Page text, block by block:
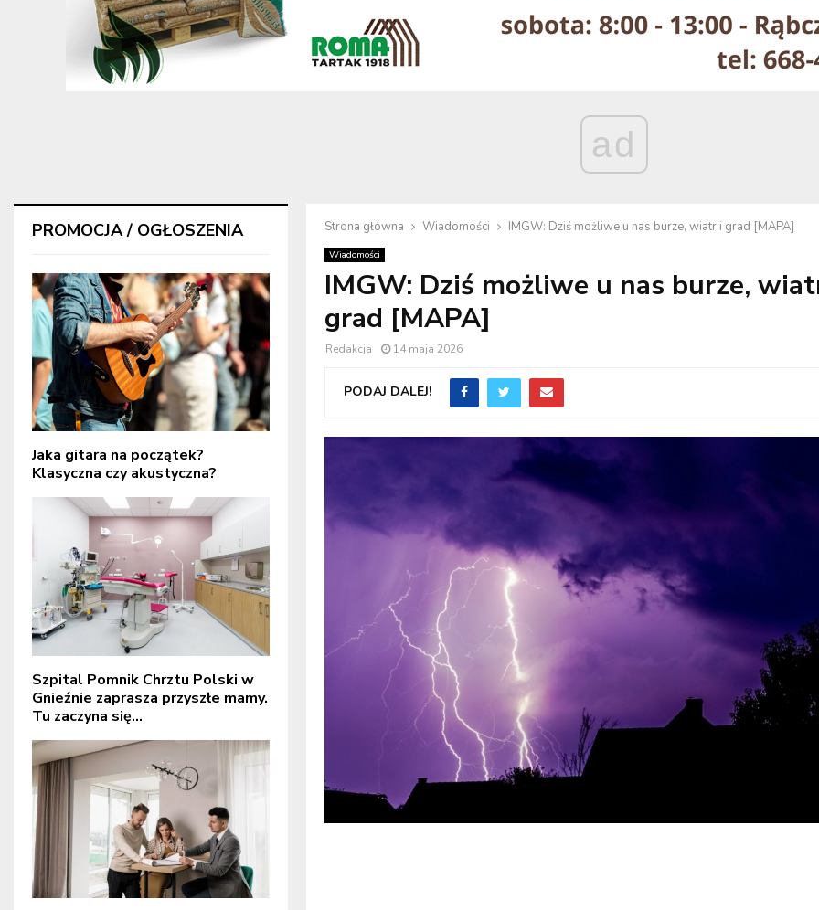
ad
Strona główna Wiadomości IMGW: Dziś możliwe u nas burze, wiatr i grad [MAPA]
Wiadomości
IMGW: Dziś możliwe u nas burze,
grad [MAPA]
Redakcja 14 maja 2026
PODAJ DALEJ!
PROMOCJA / OGŁOSZENIA
Jaka gitara na początek?
Klasyczna czy akustyczna?
Szpital Pomnik Chrztu Polski w
Gnieźnie zaprasza przyszłe mamy.
Tu zaczyna się...